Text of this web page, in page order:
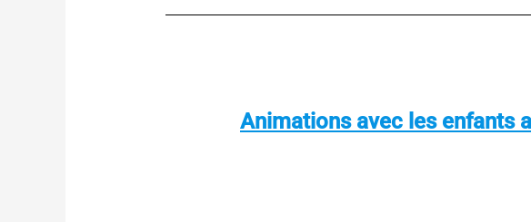
Animations avec les enfants